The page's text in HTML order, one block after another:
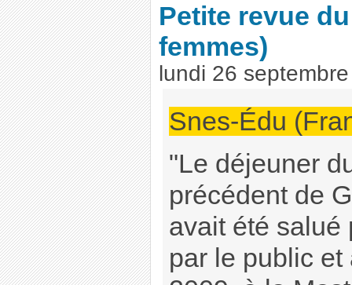
Petite revue
femmes)
lundi 26
Snes-Édu
"Le déjeuner
précédent de
avait été salué
par le public